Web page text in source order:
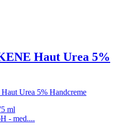
Haut Urea 5%
ml
- med....